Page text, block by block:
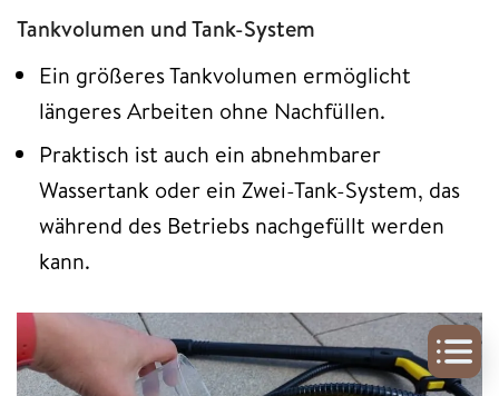
Tankvolumen und Tank-System
Ein größeres Tankvolumen ermöglicht
längeres Arbeiten ohne Nachfüllen.
Praktisch ist auch ein abnehmbarer
Wassertank oder ein Zwei-Tank-System, das
während des Betriebs nachgefüllt werden
kann.